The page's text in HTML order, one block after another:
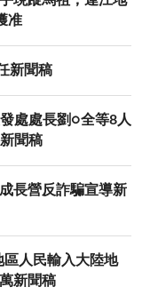
准
新聞稿
處處長劉○全等8人
聞稿
長營反詐騙宣導新
人民輸入大陸地
新聞稿